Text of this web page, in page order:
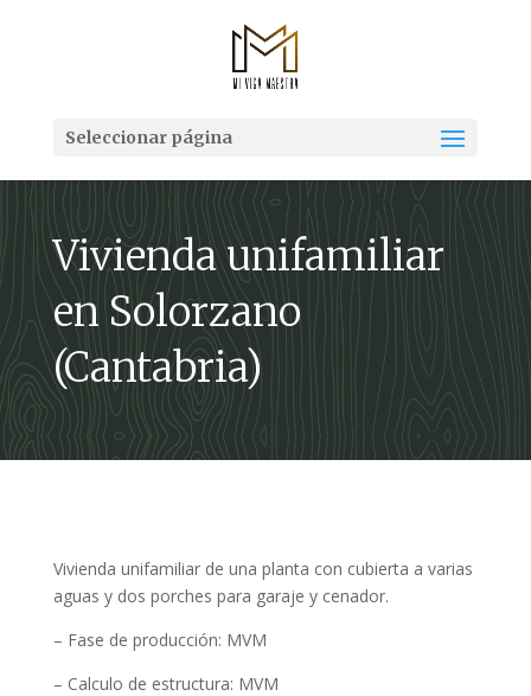
Seleccionar página
Vivienda unifamiliar
en Solorzano
(Cantabria)
Vivienda unifamiliar de una planta con cubierta a varias
aguas y dos porches para garaje y cenador.
– Fase de producción: MVM
– Calculo de estructura: MVM